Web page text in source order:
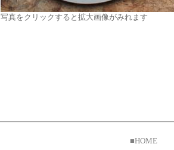
写真をクリックすると拡大画像がみれます
■HOME